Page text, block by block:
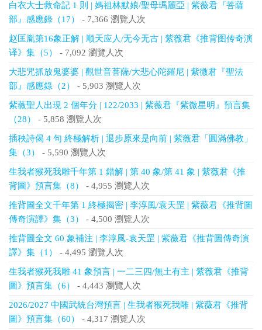
白衣大士救命記 1 則 | 媽祖林默娘/聖母瑪麗亞 | 紫薇君『菩薩
部』感應錄（17）
- 7,366 瀏覽人次
赵匡胤第16象正解 | 顺天应人/无今无古 | 紫薇君《推背图传奇演
译》集（5）
- 7,092 瀏覽人次
大悲咒抓放鬼婆婆 | 觀世音菩薩/大悲心陀羅尼 | 紫微君『聖法
部』感應錄（2）
- 5,903 瀏覽人次
紫薇聖人出現 2 個年分 | 122/2033 | 紫薇君『紫微星明』預言集
（28）
- 5,858 瀏覽人次
插秧詩偈 4 句 終極解析 | 退步原來是向前 | 紫薇君「圓滿佛教」
集（3）
- 5,590 瀏覽人次
生我者猴死我雕千年第 1 錯解 | 第 40 象/第 41 象 | 紫薇君《推
背圖》預言集（8）
- 4,955 瀏覽人次
推背圖全文千年第 1 終極揭密 | 李淳風/袁天罡 | 紫薇君《推背圖
傳奇演譯》集（3）
- 4,500 瀏覽人次
推背圖全文 60 象補注 | 李淳風-袁天罡 | 紫薇君《推背圖傳奇演
譯》集（1）
- 4,495 瀏覽人次
生我者猴死我雕 41 象預言 | 一二三四/無土有主 | 紫薇君《推背
圖》預言集（6）
- 4,443 瀏覽人次
2026/2027 中國武統台灣預言 | 生我者猴死我雕 | 紫薇君《推背
圖》預言集（60）
- 4,317 瀏覽人次